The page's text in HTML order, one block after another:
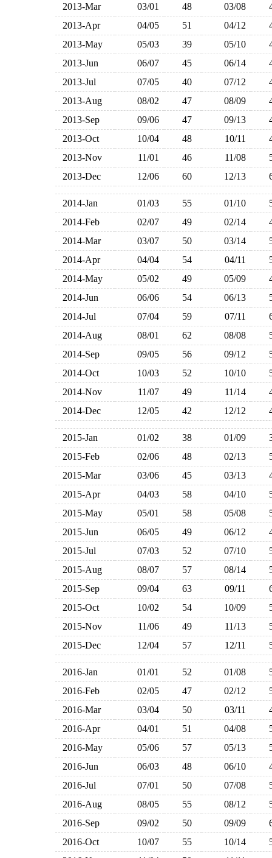
2013-Mar
03/01 48 03/08
2013-Apr
04/05 51 04/12
2013-May
05/03 39 05/10
2013-Jun
06/07 45 06/14
2013-Jul
07/05 40 07/12
2013-Aug
08/02 47 08/09
2013-Sep
09/06 47 09/13
2013-Oct
10/04 48 10/11
2013-Nov
11/01 46 11/08
2013-Dec
12/06 60 12/13
2014-Jan 01/03 55 01/10
2014-Feb
02/07 49 02/14
2014-Mar
03/07 50 03/14
2014-Apr
04/04 54 04/11
2014-May
05/02 49 05/09
2014-Jun
06/06 54 06/13
2014-Jul
07/04 59 07/11
2014-Aug
08/01 62 08/08
2014-Sep
09/05 56 09/12
2014-Oct
10/03 52 10/10
2014-Nov
11/07 49 11/14
2014-Dec
12/05 42 12/12
2015-Jan 01/02 38 01/09
2015-Feb
02/06 48 02/13
2015-Mar
03/06 45 03/13
2015-Apr
04/03 58 04/10
2015-May
05/01 58 05/08
2015-Jun
06/05 49 06/12
2015-Jul
07/03 52 07/10
2015-Aug
08/07 57 08/14
2015-Sep
09/04 63 09/11
2015-Oct
10/02 54 10/09
2015-Nov
11/06 49 11/13
2015-Dec
12/04 57 12/11
2016-Jan 01/01 52 01/08
2016-Feb
02/05 47 02/12
2016-Mar
03/04 50 03/11
2016-Apr
04/01 51 04/08
2016-May
05/06 57 05/13
2016-Jun
06/03 48 06/10
2016-Jul
07/01 50 07/08
2016-Aug
08/05 55 08/12
2016-Sep
09/02 50 09/09
2016-Oct
10/07 55 10/14